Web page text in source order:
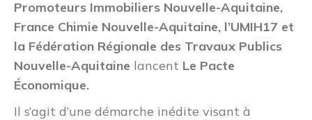
Promoteurs Immobiliers Nouvelle-Aquitaine,
France Chimie Nouvelle-Aquitaine, l’UMIH17 et
la Fédération Régionale des Travaux Publics
Nouvelle-Aquitaine lancent Le Pacte
Économique.
Il s’agit d’une démarche inédite visant à